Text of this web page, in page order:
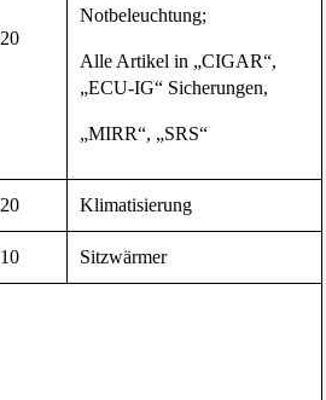
20
Notbeleuchtung;
Alle Artikel in „CIGAR“,
„ECU-IG“ Sicherungen,
„MIRR“, „SRS“
20 Klimatisierung
10 Sitzwärmer